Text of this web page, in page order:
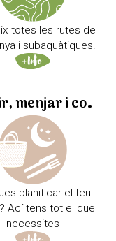
totes les rutes de
i subaquàtiques.
Dormir, menjar i comprar
planificar el teu
Ací tens tot el que
necessites